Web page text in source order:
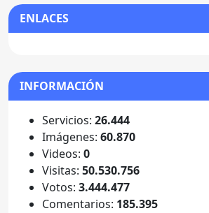
ENLACES
INFORMACIÓN
Servicios: 26.444
Imágenes: 60.870
Videos: 0
Visitas: 50.530.756
Votos: 3.444.477
Comentarios: 185.395